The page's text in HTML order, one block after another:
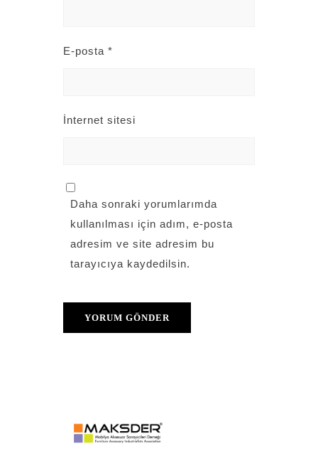
E-posta *
İnternet sitesi
Daha sonraki yorumlarımda
kullanılması için adım, e-posta
adresim ve site adresim bu
tarayıcıya kaydedilsin.